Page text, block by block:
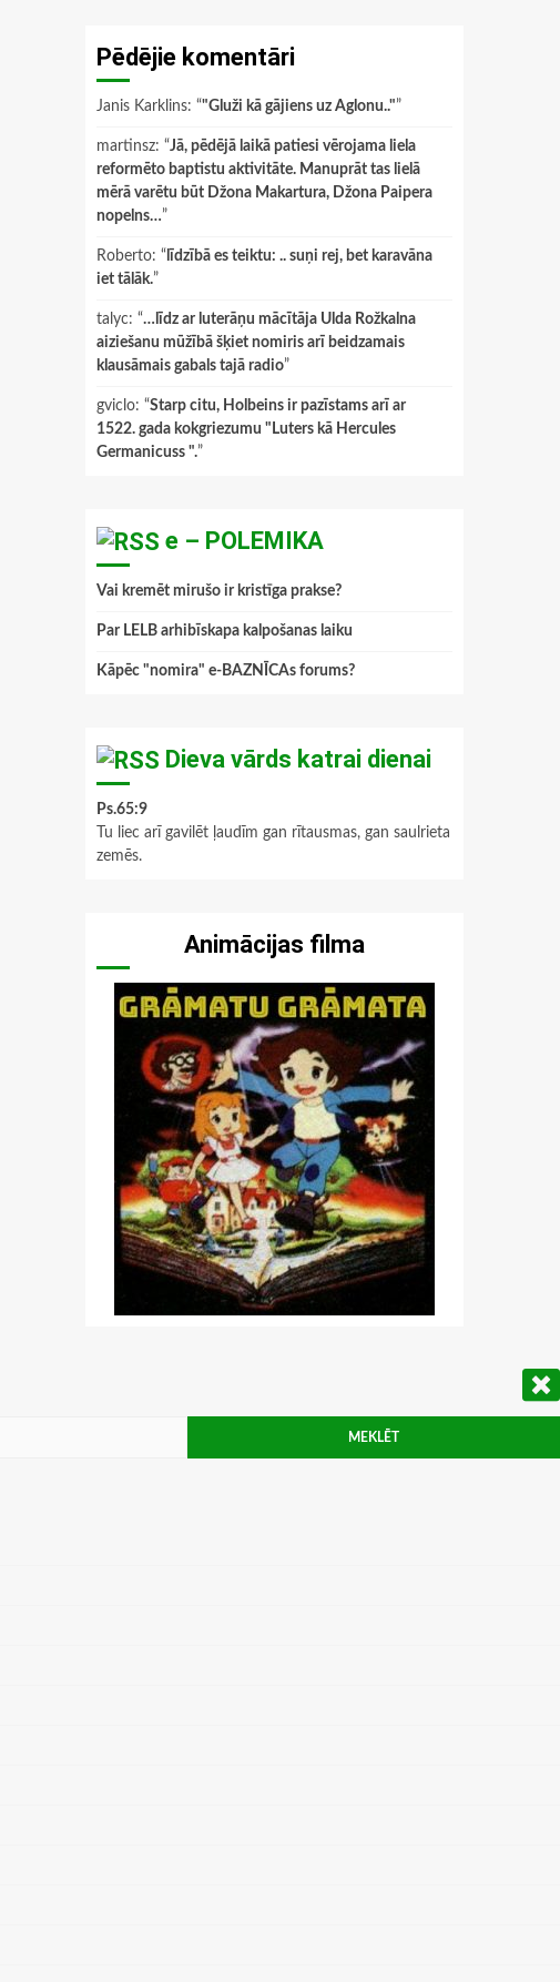
Pēdējie komentāri
Janis Karklins: “"Gluži kā gājiens uz Aglonu.."”
martinsz: “Jā, pēdējā laikā patiesi vērojama liela
reformēto baptistu aktivitāte. Manuprāt tas lielā
mērā varētu būt Džona Makartura, Džona Paipera
nopelns…”
Roberto: “ līdzībā es teiktu: .. suņi rej, bet karavāna
iet tālāk.”
talyc: “…līdz ar luterāņu mācītāja Ulda Rožkalna
aiziešanu mūžībā šķiet nomiris arī beidzamais
klausāmais gabals tajā radio”
gviclo: “Starp citu, Holbeins ir pazīstams arī ar
1522. gada kokgriezumu "Luters kā Hercules
Germanicuss ".”
e – POLEMIKA
Vai kremēt mirušo ir kristīga prakse?
Par LELB arhibīskapa kalpošanas laiku
Kāpēc "nomira" e-BAZNĪCAs forums?
Dieva vārds katrai dienai
Ps.65:9
Tu liec arī gavilēt ļaudīm gan rītausmas, gan saulrieta
zemēs.
Animācijas filma